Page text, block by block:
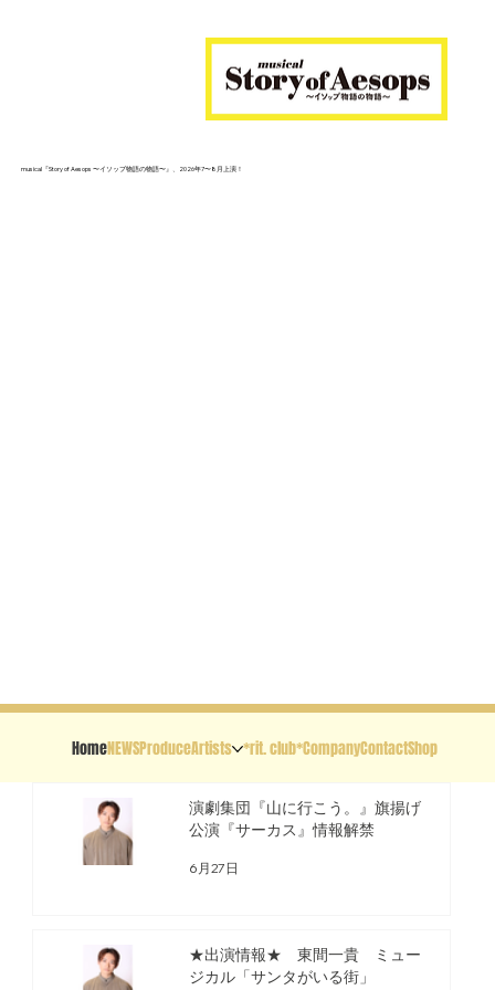
musical『Story of Aesops 〜イソップ物語の物語〜』、2026年7〜8月上演！
HomeNEWSProduceArtists *rit. club*CompanyContactShop
演劇集団『山に行こう。』旗揚げ
公演『サーカス』情報解禁
6月27日
★出演情報★ 東間一貴 ミュー
ジカル「サンタがいる街」